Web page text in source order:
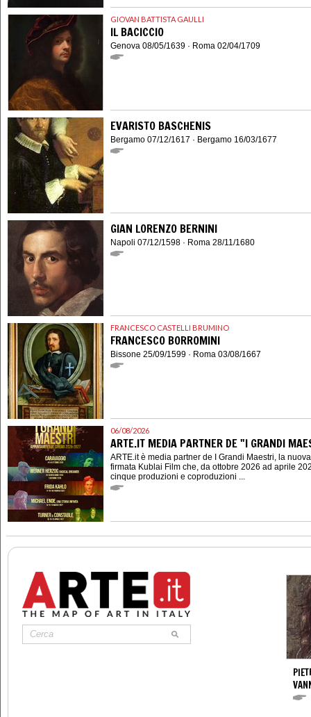
GIOVAN BATTISTA GAULLI
IL BACICCIO
Genova 08/05/1639 · Roma 02/04/1709
EVARISTO BASCHENIS
Bergamo 07/12/1617 · Bergamo 16/03/1677
GIAN LORENZO BERNINI
Napoli 07/12/1598 · Roma 28/11/1680
FRANCESCO CASTELLI BRUMINO
FRANCESCO BORROMINI
Bissone 25/09/1599 · Roma 03/08/1667
06/08/2026
ARTE.IT MEDIA PARTNER DE "I GRANDI
ARTE.it è media partner de I Grandi Maestri, la
firmata Kublai Film che, da ottobre 2026 ad aprile
cinque produzioni e coproduzioni ...